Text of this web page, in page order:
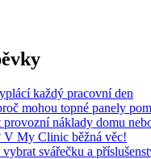
každý pracovní den
mohou topné panely
provozní náklady domu
V My Clinic běžná věc!
svářečku a